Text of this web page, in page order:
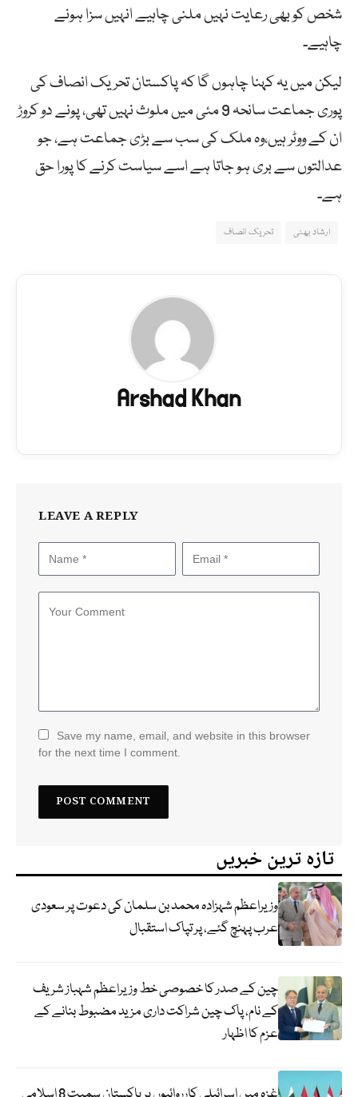
شخص کو بھی رعایت نہیں ملنی چاہیے انہیں سزا ہونے
چاہیے۔
لیکن میں یہ کہنا چاہوں گا کہ پاکستان تحریک انصاف کی
پوری جماعت سانحہ 9 مئی میں ملوث نہیں تھی، پونے دو کروڑ
ان کے ووٹر ہیں،وہ ملک کی سب سے بڑی جماعت ہے، جو
عدالتوں سے بری ہو جاتا ہے اسے سیاست کرنے کا پورا حق
ہے۔
ارشاد بھٹی تحریک انصاف
Arshad Khan
LEAVE A REPLY
Save my name, email, and website in this browser
for the next time I comment.
تازہ ترین خبریں
وزیراعظم شہزادہ محمد بن سلمان کی دعوت پر سعودی
عرب پہنچ گئے، پر تپاک استقبال
چین کے صدر کا خصوصی خط وزیراعظم شہباز شریف
کے نام، پاک چین شراکت داری مزید مضبوط بنانے کے
عزم کا اظہار